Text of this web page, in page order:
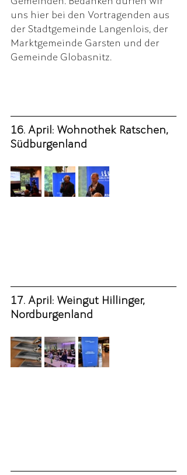
uns hier bei den Vortragenden aus
der Stadtgemeinde Langenlois, der
Marktgemeinde Garsten und der
Gemeinde Globasnitz.
16. April: Wohnothek Ratschen,
Südburgenland
17. April: Weingut Hillinger,
Nordburgenland